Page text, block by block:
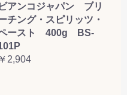
ビアンコジャパン ブリ
チング・スピリッツ・
ースト 400g BS-
￥2,904